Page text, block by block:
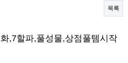
목록
,7할파,풀성물,상점풀템시작